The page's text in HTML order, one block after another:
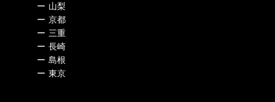
ー 山梨
ー 京都
ー 三重
ー 長崎
ー 島根
ー 東京